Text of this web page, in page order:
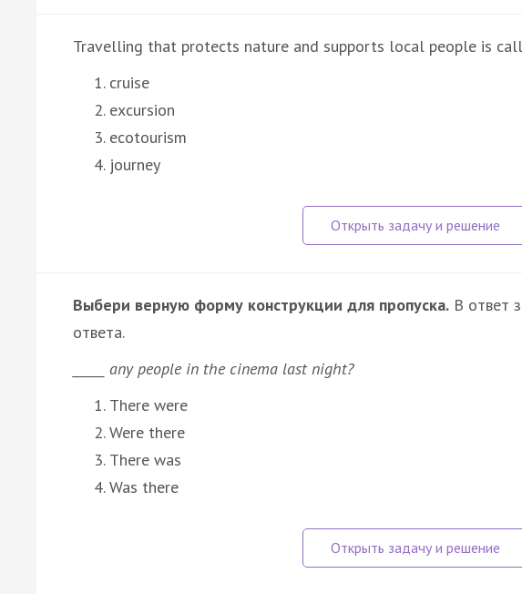
Travelling that protects nature and supports local people is
cruise
excursion
ecotourism
journey
Выбери верную форму конструкции для пропуска. В ответ
ответа.
_____ any people in the cinema last night?
There were
Were there
There was
Was there